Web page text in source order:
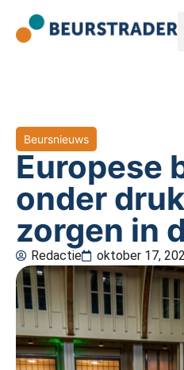
Beursnieuws
Europese
onder
zorgen in
Redactie oktober 17,